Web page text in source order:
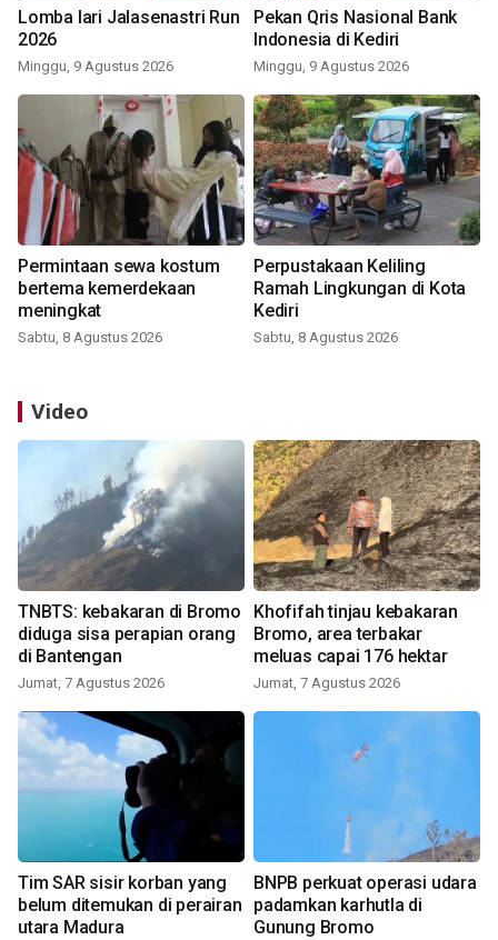
Lomba lari Jalasenastri Run
2026
Minggu, 9 Agustus 2026
Pekan Qris Nasional Bank
Indonesia di Kediri
Minggu, 9 Agustus 2026
Permintaan sewa kostum
bertema kemerdekaan
meningkat
Sabtu, 8 Agustus 2026
Perpustakaan Keliling
Ramah Lingkungan di Kota
Kediri
Sabtu, 8 Agustus 2026
Video
TNBTS: kebakaran di Bromo
diduga sisa perapian orang
di Bantengan
Jumat, 7 Agustus 2026
Khofifah tinjau kebakaran
Bromo, area terbakar
meluas capai 176 hektar
Jumat, 7 Agustus 2026
Tim SAR sisir korban yang
belum ditemukan di perairan
utara Madura
BNPB perkuat operasi udara
padamkan karhutla di
Gunung Bromo